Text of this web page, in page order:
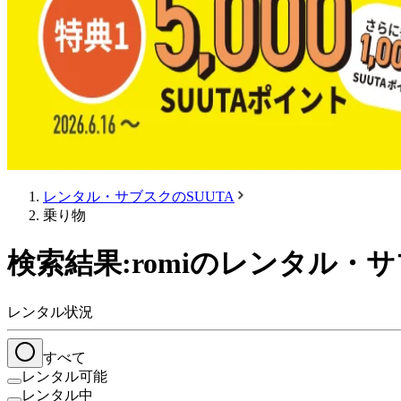
レンタル・サブスクのSUUTA
乗り物
検索結果:romiのレンタル・
レンタル状況
すべて
レンタル可能
レンタル中